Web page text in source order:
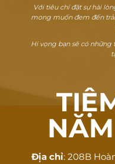
Với tiêu chí đặt sự hài
mong muốn đem đến
Hi vọng bạn sẽ có
Địa chỉ: 208B